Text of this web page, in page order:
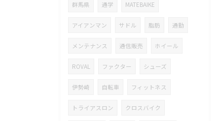
群馬県 通学 MATEBAIKE
アイアンマン サドル 脂肪 通勤
メンテナンス 通信販売 ホイール
ROVAL ファクター シューズ
伊勢崎 自転車 フィットネス
トライアスロン クロスバイク